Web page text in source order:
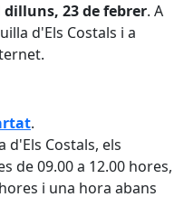
23 de febrer. A
d'Els Costals i a
.
d'Els Costals, els
de 09.00 a 12.00 hores,
i una hora abans